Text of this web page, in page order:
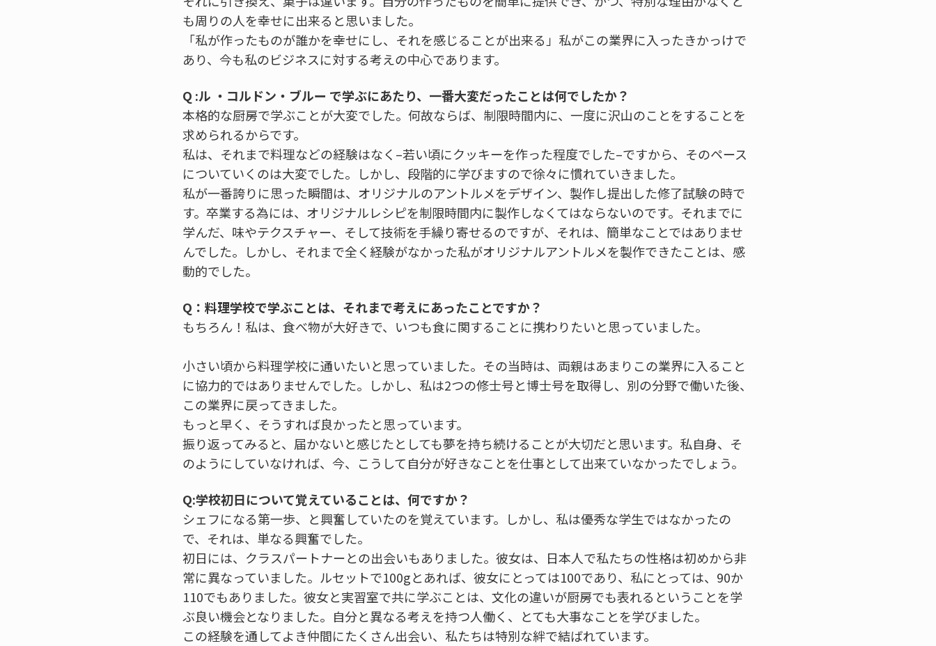
も周りの人を幸せに出来ると思いました。
「私が作ったものが誰かを幸せにし、それを感じることが出来る」私がこの業界に入ったきかっけで
あり、今も私のビジネスに対する考えの中心であります。
Q :ル ・コルドン・ブルー で学ぶにあたり、一番大変だったことは何でしたか？
本格的な厨房で学ぶことが大変でした。何故ならば、制限時間内に、一度に沢山のことをすることを
求められるからです。
私は、それまで料理などの経験はなく–若い頃にクッキーを作った程度でした–ですから、そのペース
についていくのは大変でした。しかし、段階的に学びますので徐々に慣れていきました。
私が一番誇りに思った瞬間は、オリジナルのアントルメをデザイン、製作し提出した修了試験の時で
す。卒業する為には、オリジナルレシピを制限時間内に製作しなくてはならないのです。それまでに
学んだ、味やテクスチャー、そして技術を手繰り寄せるのですが、それは、簡単なことではありませ
んでした。しかし、それまで全く経験がなかった私がオリジナルアントルメを製作できたことは、感
動的でした。
Q：料理学校で学ぶことは、それまで考えにあったことですか？
もちろん！私は、食べ物が大好きで、いつも食に関することに携わりたいと思っていました。
小さい頃から料理学校に通いたいと思っていました。その当時は、両親はあまりこの業界に入ること
に協力的ではありませんでした。しかし、私は2つの修士号と博士号を取得し、別の分野で働いた後、
この業界に戻ってきました。
もっと早く、そうすれば良かったと思っています。
振り返ってみると、届かないと感じたとしても夢を持ち続けることが大切だと思います。私自身、そ
のようにしていなければ、今、こうして自分が好きなことを仕事として出来ていなかったでしょう。
Q:学校初日について覚えていることは、何ですか？
シェフになる第一歩、と興奮していたのを覚えています。しかし、私は優秀な学生ではなかったの
で、それは、単なる興奮でした。
初日には、クラスパートナーとの出会いもありました。彼女は、日本人で私たちの性格は初めから非
常に異なっていました。ルセットで100gとあれば、彼女にとっては100であり、私にとっては、90か
110でもありました。彼女と実習室で共に学ぶことは、文化の違いが厨房でも表れるということを学
ぶ良い機会となりました。自分と異なる考えを持つ人働く、とても大事なことを学びました。
この経験を通してよき仲間にたくさん出会い、私たちは特別な絆で結ばれています。